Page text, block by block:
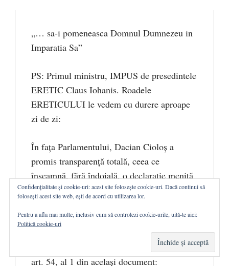
„… sa-i pomeneasca Domnul Dumnezeu in
Imparatia Sa”
PS: Primul ministru, IMPUS de presedintele
ERETIC Claus Iohanis. Roadele
ERETICULUI le vedem cu durere aproape
zi de zi:
În faţa Parlamentului, Dacian Cioloş a
promis transparenţă totală, ceea ce
înseamnă, fără îndoială, o declaraţie menită
să dea încredere populaţiei că Guvernul va
lucra „la vedere” în interesul României, aşa
cum prevede articolul 55, al. 1 din
Constituţie: „Cetăţenii au dreptul şi obligaţia
să apere România”, căci, aşa cum stă scris la
art. 54, al 1 din acelaşi document:
Confidențialitate și cookie-uri: acest site folosește cookie-uri. Dacă continui să
folosești acest site web, ești de acord cu utilizarea lor.
Pentru a afla mai multe, inclusiv cum să controlezi cookie-urile, uită-te aici:
Politică cookie-uri